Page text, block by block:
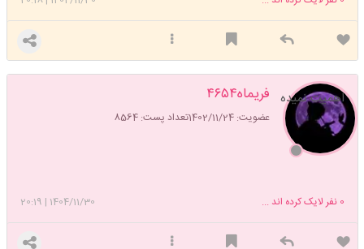
فریماه۴۶۵۴
عضویت: 1402/11/24 تعداد پست: 8564
اهمیت نمیده
1404/11/30
|
20:19 0 نفر لایک کرده اند ...